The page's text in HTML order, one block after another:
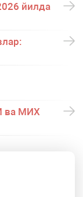
йилда
ва МИХ